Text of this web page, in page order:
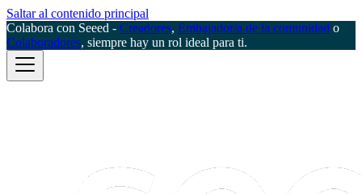
Saltar al contenido principal
Colabora con Seeed - Creadores, Embajador/a de la comunidad o
Colaboradores, siempre hay un rol ideal para ti.